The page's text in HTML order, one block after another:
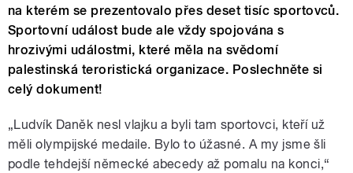
na kterém se prezentovalo přes deset tisíc sportovců.
Sportovní událost bude ale vždy spojována s
hrozivými událostmi, které měla na svědomí
palestinská teroristická organizace. Poslechněte si
celý dokument!
„Ludvík Daněk nesl vlajku a byli tam sportovci, kteří už
měli olympijské medaile. Bylo to úžasné. A my jsme šli
podle tehdejší německé abecedy až pomalu na konci,“